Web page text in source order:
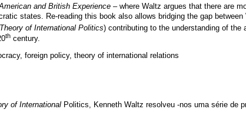
and British Experience – where Waltz argues that there are
states. Re-reading this book also allows bridging the gap between
Theory of International Politics) contributing to the understanding of the
th century.
foreign policy, theory of international relations
of International Politics, Kenneth Waltz resolveu -nos uma série de